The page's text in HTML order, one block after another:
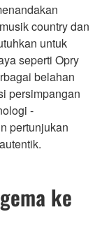
country dan
untuk
seperti Opry
belahan
persimpangan
-
pertunjukan
ke